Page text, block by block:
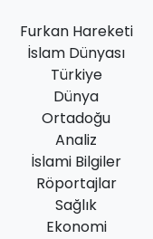
Furkan Hareketi
İslam Dünyası
Türkiye
Dünya
Ortadoğu
Analiz
İslami Bilgiler
Röportajlar
Sağlık
Ekonomi